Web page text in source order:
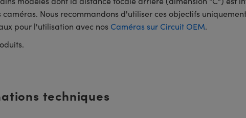
Nous recommandons d'utiliser ces objectifs
pour l'utilisation avec nos Caméras sur Circuit OEM.
techniques